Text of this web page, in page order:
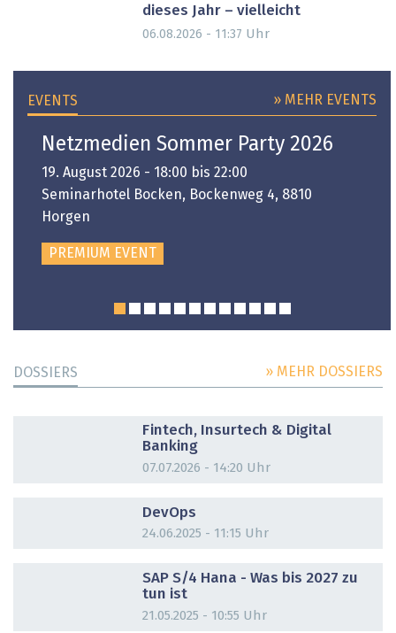
dieses Jahr – vielleicht
06.08.2026 - 11:37 Uhr
EVENTS » MEHR EVENTS
Netzmedien Sommer Party 2026
19. August 2026 - 18:00 bis 22:00
Seminarhotel Bocken, Bockenweg 4, 8810
Horgen
PREMIUM EVENT
DOSSIERS » MEHR DOSSIERS
Fintech, Insurtech & Digital
Banking
07.07.2026 - 14:20 Uhr
DevOps
24.06.2025 - 11:15 Uhr
SAP S/4 Hana - Was bis 2027 zu
tun ist
21.05.2025 - 10:55 Uhr